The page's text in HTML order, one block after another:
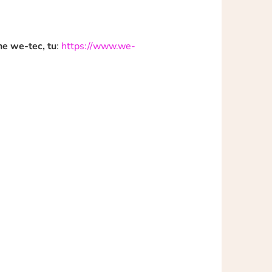
we-tec, tu: https://www.we-